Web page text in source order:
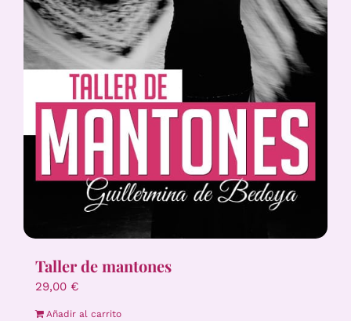
Taller de mantones
29,00 €
Añadir al carrito